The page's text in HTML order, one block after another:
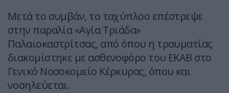
Μετά το συμβάν, το ταχύπλοο επέστρεψε
στην παραλία «Αγία Τριάδα»
Παλαιοκαστρίτσας, από όπου η τραυματίας
διακομίστηκε με ασθενοφόρο του ΕΚΑΒ στο
Γενικό Νοσοκομείο Κέρκυρας, όπου και
νοσηλεύεται.